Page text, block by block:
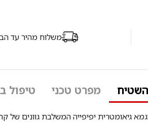
משלוח מהיר עד
מפרט טכני טיפול
גיאומטרית יפיפייה המשלבת גוונים